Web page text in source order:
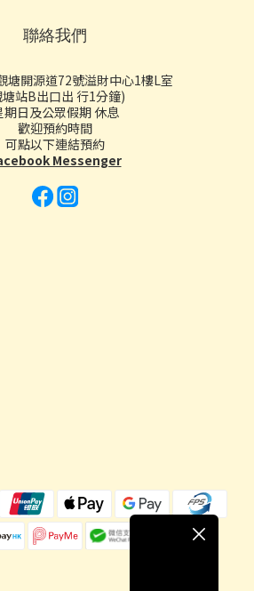
聯絡我們
塘開源道72號溢財中心1樓L室
塘站B出口出 行1分鐘)
期日及公眾假期 休息
歡迎預約時間
可點以下連結預約
Messenger